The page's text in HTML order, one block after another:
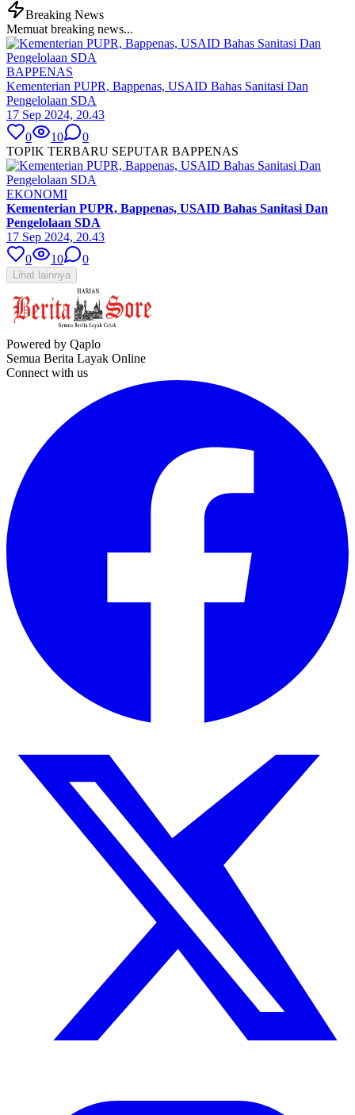
Breaking News
Memuat breaking news...
BAPPENAS
Kementerian PUPR, Bappenas, USAID Bahas Sanitasi Dan
Pengelolaan SDA
17 Sep 2024, 20.43
0
10
0
TOPIK TERBARU SEPUTAR BAPPENAS
EKONOMI
Kementerian PUPR, Bappenas, USAID Bahas Sanitasi Dan
Pengelolaan SDA
17 Sep 2024, 20.43
0
10 0
Lihat lainnya
Powered by Qaplo
Semua Berita Layak Online
Connect with us